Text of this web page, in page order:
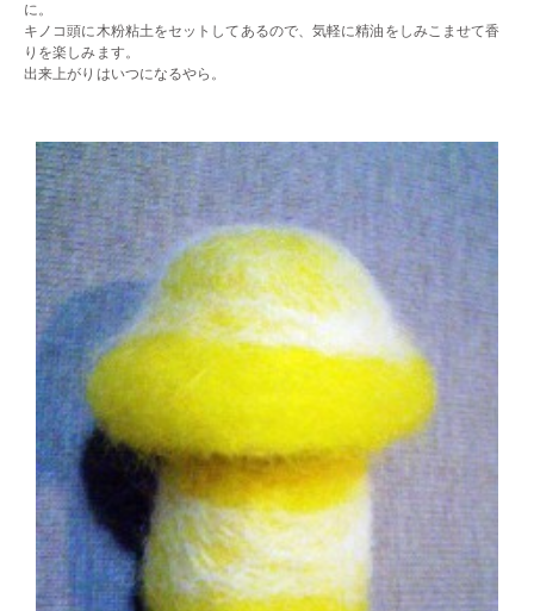
に。
キノコ頭に木粉粘土をセットしてあるので、気軽に精油をしみこませて香
りを楽しみます。
出来上がりはいつになるやら。